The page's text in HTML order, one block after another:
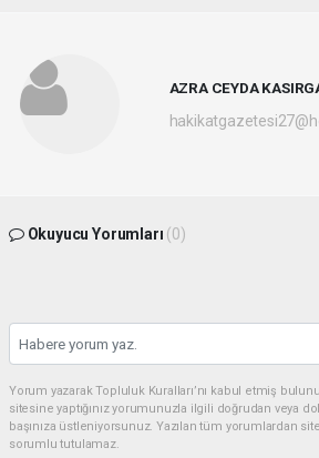
AZRA CEYDA
Okuyucu Yorumları (0)
Yorum yazarak Topluluk Kuralları’nı kabul etmiş
sitesine yaptığınız yorumunuzla ilgili doğrudan veya
başınıza üstleniyorsunuz. Yazılan tüm yorumlardan
sorumlu tutulamaz.